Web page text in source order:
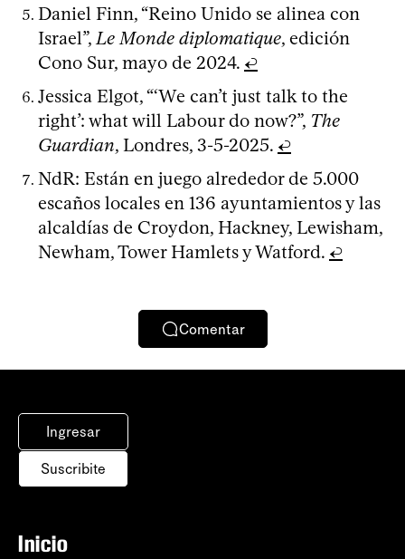
Daniel Finn, “Reino Unido se alinea con
Israel”,Le Monde diplomatique, edición
Cono Sur, mayo de 2024. ↩
Jessica Elgot, “‘We can’t just talk to the
right’: what will Labour do now?”, The
Guardian, Londres, 3-5-2025. ↩
NdR: Están en juego alrededor de 5.000
escaños locales en 136 ayuntamientos y las
alcaldías de Croydon, Hackney, Lewisham,
Newham, Tower Hamlets y Watford. ↩
Comentar
Ingresar
Suscribite
Inicio